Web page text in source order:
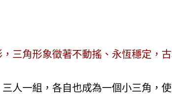
三角形象徵著不動搖、永恆穩定，
人一組，各自也成為一個小三角，